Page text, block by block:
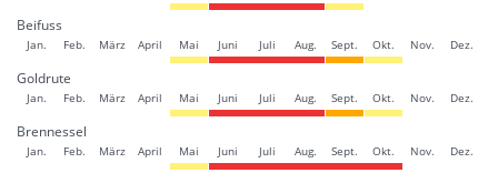
Beifuss
Jan. Feb. März April Mai Juni Juli Aug. Sept. Okt. Nov. Dez.
Goldrute
Jan. Feb. März April Mai Juni Juli Aug. Sept. Okt. Nov. Dez.
Brennessel
Jan. Feb. März April Mai Juni Juli Aug. Sept. Okt. Nov. Dez.